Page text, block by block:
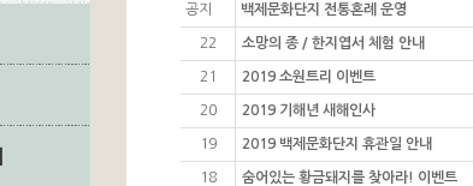
공지 백제문화단지 전통혼례 운영
22 소망의 종 / 한지엽서 체험 안내
21 2019 소원트리 이벤트
20 2019 기해년 새해인사
19 2019 백제문화단지 휴관일 안내
18 숨어있는 황금돼지를 찾아라! 이벤트